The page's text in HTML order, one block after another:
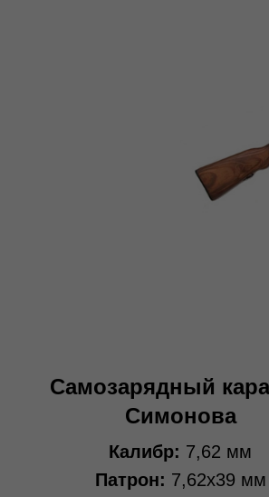
Самозарядный
Симонова
Калибр: 7,62 мм
Патрон: 7,62х39 мм